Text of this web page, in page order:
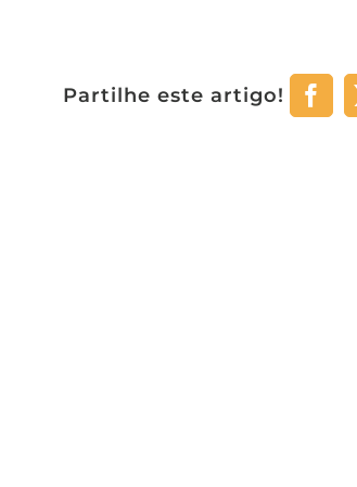
Partilhe este artigo!